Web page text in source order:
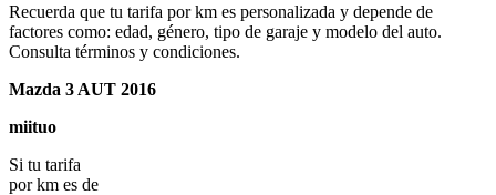
Recuerda que tu tarifa por km es personalizada y depende de
factores como: edad, género, tipo de garaje y modelo del auto.
Consulta términos y condiciones.
Mazda 3 AUT 2016
miituo
Si tu tarifa
por km es de